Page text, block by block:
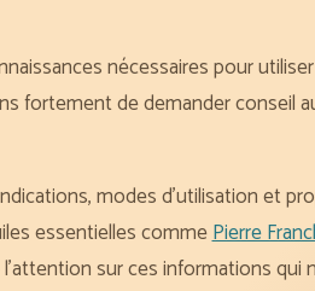
nécessaires pour
fortement de demander conseil
modes d’utilisation et
essentielles commePierre
sur ces informations